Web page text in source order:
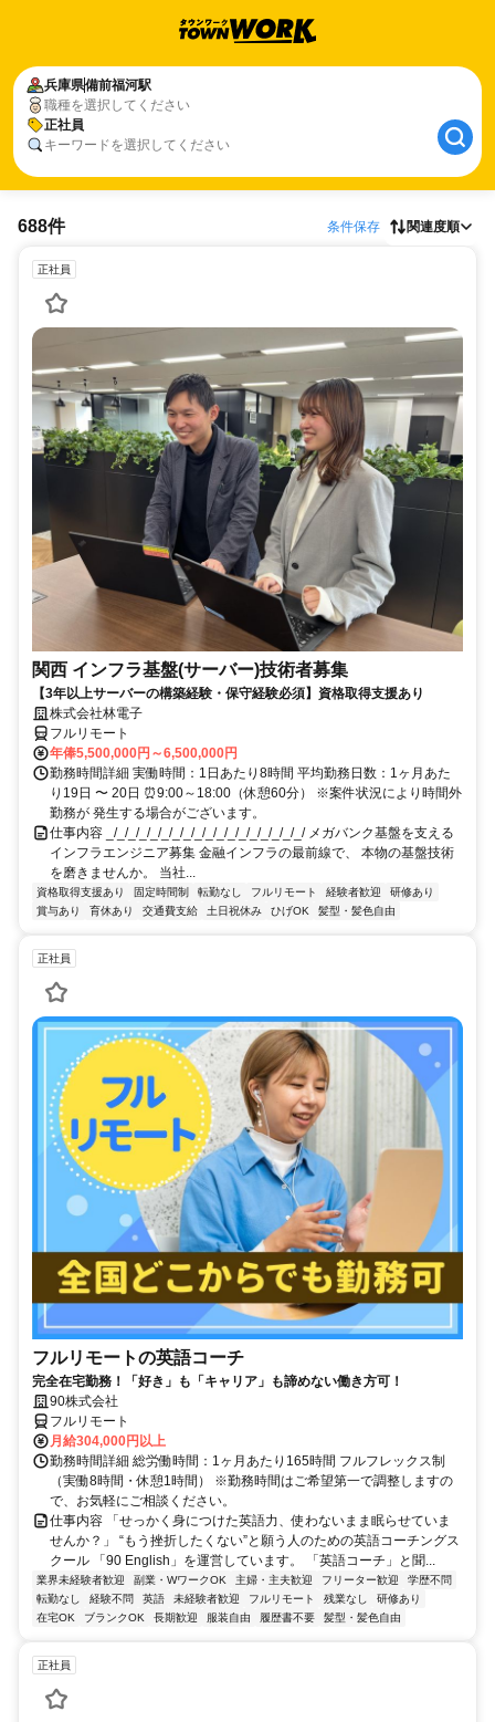
兵庫県備前福河駅
職種を選択してください
正社員
キーワードを選択してください
688件 条件保存 関連度順
正社員
関西 インフラ基盤(サーバー)技術者募集
【3年以上サーバーの構築経験・保守経験必須】資格取得支援あり
株式会社林電子
フルリモート
年俸5,500,000円～6,500,000円
勤務時間詳細 実働時間：1日あたり8時間 平均勤務日数：1ヶ月あた
り19日 〜 20日 ⏰9:00～18:00（休憩60分） ※案件状況により時間外
勤務が 発生する場合がございます。
仕事内容 _/_/_/_/_/_/_/_/_/_/_/_/_/_/_/_/_/_/ メガバンク基盤を支える
インフラエンジニア募集 金融インフラの最前線で、 本物の基盤技術
を磨きませんか。 当社...
資格取得支援あり 固定時間制 転勤なし フルリモート 経験者歓迎
研修あり
賞与あり
育休あり 交通費支給 土日祝休み ひげOK 髪型・髪色自由
正社員
フルリモートの英語コーチ
完全在宅勤務！「好き」も「キャリア」も諦めない働き方可！
90株式会社
フルリモート
月給304,000円以上
勤務時間詳細 総労働時間：1ヶ月あたり165時間 フルフレックス制
（実働8時間・休憩1時間） ※勤務時間はご希望第一で調整しますの
で、お気軽にご相談ください。
仕事内容 「せっかく身につけた英語力、使わないまま眠らせていま
せんか？」 “もう挫折したくない”と願う人のための英語コーチングス
クール 「90 English」を運営しています。 「英語コーチ」と聞...
業界未経験者歓迎 副業・WワークOK 主婦・主夫歓迎 フリーター歓迎
学歴不問
転勤なし
経験不問 英語 未経験者歓迎 フルリモート 残業なし
研修あり
在宅OK
ブランクOK 長期歓迎 服装自由 履歴書不要 髪型・髪色自由
正社員